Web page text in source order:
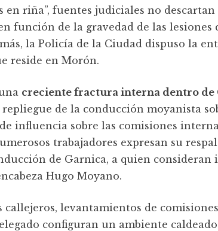
en riña”, fuentes judiciales no
función de la gravedad de las lesiones
la Policía de la Ciudad dispuso la
reside en Morón.
creciente fractura interna dentro de
repliegue de la conducción moyanista
influencia sobre las comisiones
trabajadores expresan su
de Garnica, a quien consideran
Hugo Moyano.
levantamientos de
configuran un ambiente